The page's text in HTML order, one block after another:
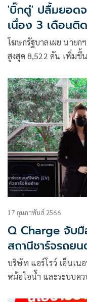
'บิ๊กตู่' ปลื้มยอด
เนื่อง 3 เดือนติด
โฆษกรัฐบาลเผย นายก
สูงสุด 8,522 คัน เพิ่มขึ้
17 กุมภาพันธ์ 2566
Q Charge จับ
สถานีชาร์จรถย
กรุงเทพฯ สอด
ประเทศไทย
บริษัท แอร์โรว์ เอ็นเน
หม้อไอน้ำ และระบบค